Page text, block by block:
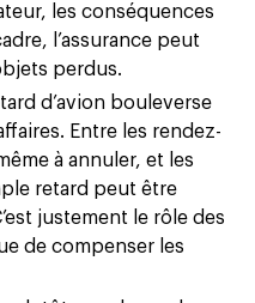
les conséquences
l’assurance peut
perdus.
d’avion bouleverse
Entre les rendez-
à annuler, et les
retard peut être
justement le rôle des
de compenser les